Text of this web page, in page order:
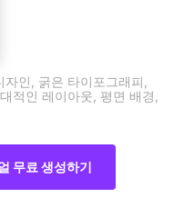
인, 굵은 타이포그래피,
적인 레이아웃, 평면 배경,
무료 생성하기